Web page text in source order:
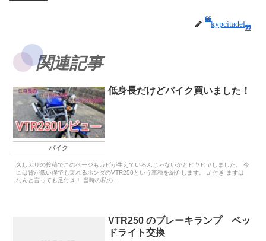
kypcitadel
関連記事
バイク
低身長だけどバイク買いました！
久しぶりの投稿でこのページもカビが生えているんじゃないかとヒヤヒヤしました。 今
回は背が低い僕でも乗れるホンダのVTR250という車種を紹介します。 足付き まずは
なんと言っても足付き！ 当時の私の...
VTR250 のブレーキランプ ベッ
ドライト交換